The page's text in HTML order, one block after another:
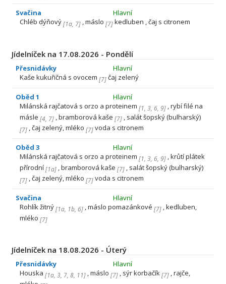
Svačina
Hlavní
Chléb dýňový[1a, 7] , máslo [7]kedluben , čaj s citronem
Jídelníček na 17.08.2026 - Pondělí
Přesnidávky
Hlavní
Kaše kukuřičná s ovocem [7]čaj zelený
Oběd 1
Hlavní
Milánská rajčatová s orzo a proteinem [1, 3, 6, 9] , rybí filé na
másle [4, 7] , bramborová kaše [7] , salát šopský (bulharský)
[7] , čaj zelený, mléko [7]voda s citronem
Oběd 3
Hlavní
Milánská rajčatová s orzo a proteinem [1, 3, 6, 9] , krůtí plátek
přírodní[1a] , bramborová kaše [7] , salát šopský (bulharský)
[7] , čaj zelený, mléko [7]voda s citronem
Svačina
Hlavní
Rohlík žitný[1a, 1b, 6] , máslo pomazánkové [7] , kedluben,
mléko [7]
Jídelníček na 18.08.2026 - Úterý
Přesnidávky
Hlavní
Houska [1a, 3, 7, 8, 11] , máslo [7] , sýr korbačík[7] , rajče,